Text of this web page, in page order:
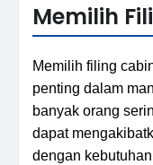
Memilih
Memilih filing
penting dalam
banyak orang
dapat
dengan